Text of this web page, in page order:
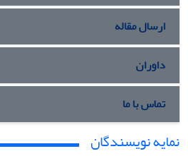
ارسال مقاله
داوران
تماس با ما
نمایه نویسندگان